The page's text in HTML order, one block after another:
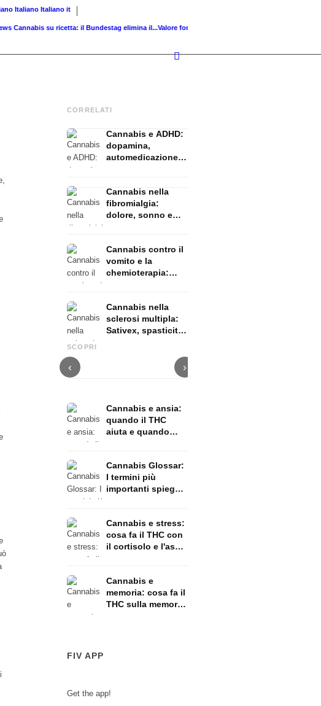
Italiano Italiano it
su ricetta: il Bundestag elimina il...Valore fondiario di riferimento vs. valore di...
CORRELATI
Cannabis e ADHD:
dopamina,
automedicazione e
Cannabis nella
fibromialgia:
dolore, sonno e
Cannabis contro il
vomito e la
chemioterapia:
Cannabis nella
sclerosi multipla:
Sativex, spasticità
SCOPRI
‹
Cannabis e epilessia: CBD,
Epidiolex e lo stato della
›
Cannabis e ansia:
quando il THC
aiuta e quando
Cannabis Glossar:
I termini più
importanti spiegati
Cannabis e stress:
cosa fa il THC con
il cortisolo e l'asse
Cannabis e
memoria: cosa fa il
THC sulla memoria
FIV APP
Get the app!